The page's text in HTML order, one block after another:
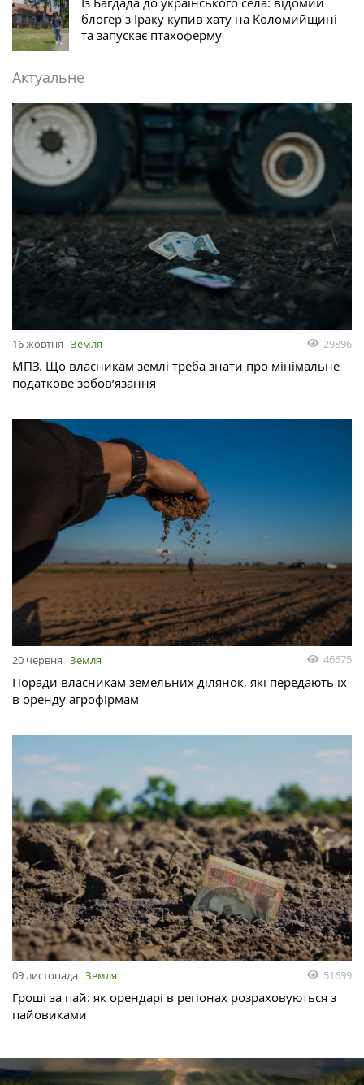
блогер з Іраку купив хату на Коломийщині
та запускає птахоферму
Актуальне
16 жовтня Земля 29896
МПЗ. Що власникам землі треба знати про мінімальне
податкове зобов’язання
20 червня Земля 46675
Поради власникам земельних ділянок, які передають їх
в оренду агрофірмам
09 листопада Земля 51699
Гроші за пай: як орендарі в регіонах розраховуються з
пайовиками